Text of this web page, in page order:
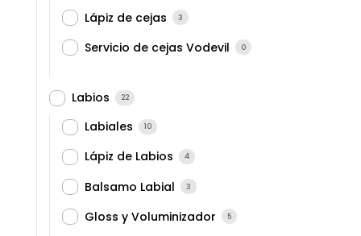
Lápiz de cejas 3
Servicio de cejas Vodevil 0
Labios 22
Labiales 10
Lápiz de Labios 4
Balsamo Labial 3
Gloss y Voluminizador 5